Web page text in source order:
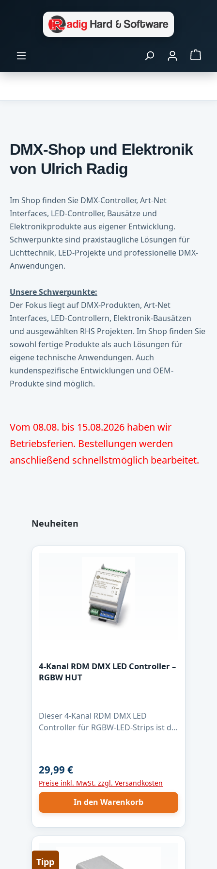
Zum Hauptinhalt springen
DMX-Shop und Elektronik
von Ulrich Radig
Im Shop finden Sie DMX-Controller, Art-Net
Interfaces, LED-Controller, Bausätze und
Elektronikprodukte aus eigener Entwicklung.
Schwerpunkte sind praxistaugliche Lösungen für
Lichttechnik, LED-Projekte und professionelle DMX-
Anwendungen.
Unsere Schwerpunkte:
Der Fokus liegt auf DMX-Produkten, Art-Net
Interfaces, LED-Controllern, Elektronik-Bausätzen
und ausgewählten RHS Projekten. Im Shop finden Sie
sowohl fertige Produkte als auch Lösungen für
eigene technische Anwendungen. Auch
kundenspezifische Entwicklungen und OEM-
Produkte sind möglich.
Vom 08.08. bis 15.08.2026 haben wir
Betriebsferien. Bestellungen werden
anschließend schnellstmöglich bearbeitet.
Produktgalerie überspringen
Neuheiten
4-Kanal RDM DMX LED Controller –
RGBW HUT
Dieser 4-Kanal RDM DMX LED
Controller für RGBW-LED-Strips ist die
PWM-Dimmung und 1 kHz PWM-
Frequenz ermöglicht er eine absolut
flimmerfreie Steuerung – auch bei
langsamen Farbverläufen. Der
für saubere Masse-Schaltung. Dank
Regulärer Preis:
29,99 €
Preise inkl. MwSt. zzgl. Versandkosten
In den Warenkorb
Tipp